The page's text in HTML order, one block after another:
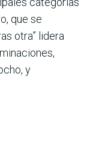
que se
otra” lidera
y